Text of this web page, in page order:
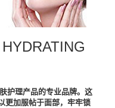
护理产品的专业品牌。这
更加服帖于面部，牢牢锁